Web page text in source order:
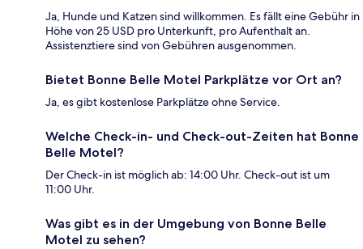
Ja, Hunde und Katzen sind willkommen. Es fällt eine Gebühr in
Höhe von 25 USD pro Unterkunft, pro Aufenthalt an.
Assistenztiere sind von Gebühren ausgenommen.
Bietet Bonne Belle Motel Parkplätze vor Ort an?
Ja, es gibt kostenlose Parkplätze ohne Service.
Welche Check-in- und Check-out-Zeiten hat Bonne
Belle Motel?
Der Check-in ist möglich ab: 14:00 Uhr. Check-out ist um
11:00 Uhr.
Was gibt es in der Umgebung von Bonne Belle
Motel zu sehen?